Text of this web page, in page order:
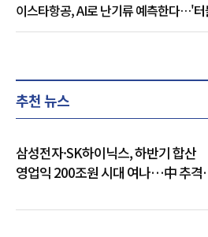
이스타항공, AI로 난기류 예측한다…'
추천 뉴스
삼성전자·SK하이닉스, 하반기 합산
영업익 200조원 시대 여나…中 추격